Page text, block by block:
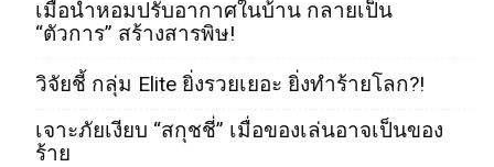
เมื่อน้ำหอมปรับอากาศในบ้าน กลายเป็น
“ตัวการ” สร้างสารพิษ!
วิจัยชี้ กลุ่ม Elite ยิ่งรวยเยอะ ยิ่งทำร้ายโลก?!
เจาะภัยเงียบ “สกุชชี่” เมื่อของเล่นอาจเป็นของ
ร้าย